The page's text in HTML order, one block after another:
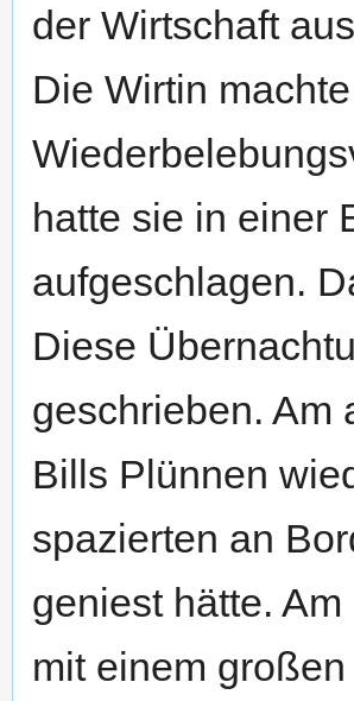
der Wirtschaft
Die Wirtin
hatte sie in einer
aufgeschlagen.
Diese
geschrieben. Am
Bills Plünnen
spazierten an
geniest hätte.
mit einem